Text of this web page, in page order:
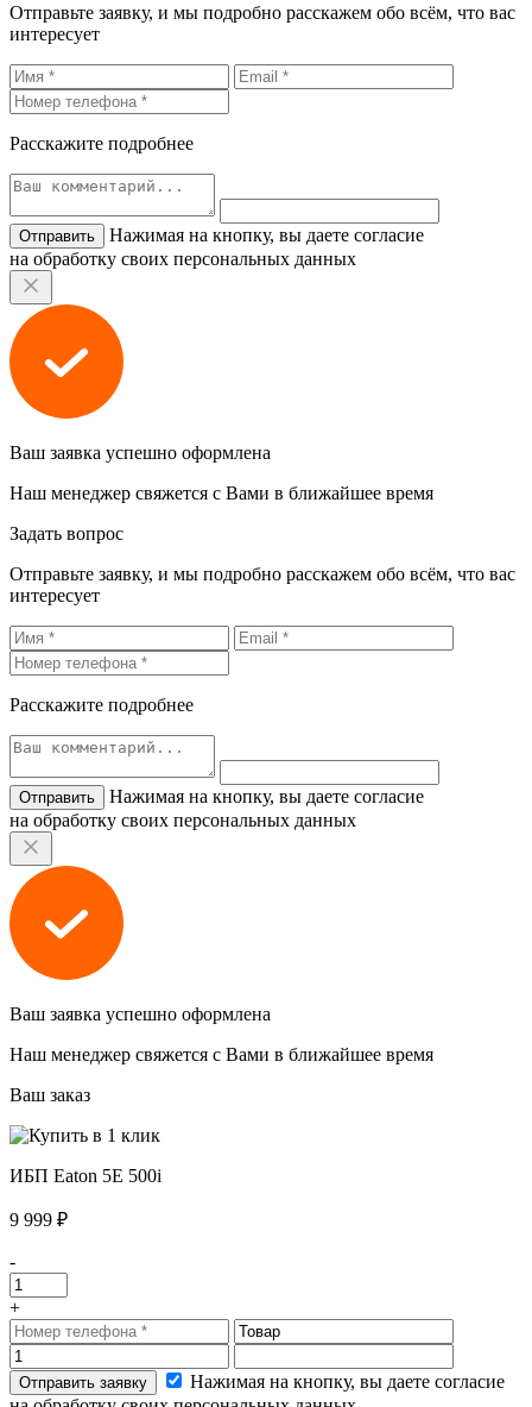
Отправьте заявку, и мы подробно расскажем обо всём, что вас
интересует
Расскажите подробнее
Нажимая на кнопку, вы даете согласие
на обработку своих персональных данных
Ваш заявка успешно оформлена
Наш менеджер свяжется с Вами в ближайшее время
Задать вопрос
Отправьте заявку, и мы подробно расскажем обо всём, что вас
интересует
Расскажите подробнее
Нажимая на кнопку, вы даете согласие
на обработку своих персональных данных
Ваш заявка успешно оформлена
Наш менеджер свяжется с Вами в ближайшее время
Ваш заказ
ИБП Eaton 5E 500i
9 999 ₽
-
+
Нажимая на кнопку, вы даете согласие